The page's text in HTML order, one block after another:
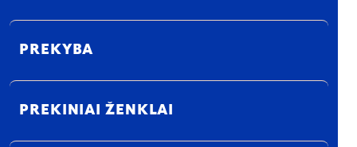
PREKYBA
PREKINIAI ŽENKLAI